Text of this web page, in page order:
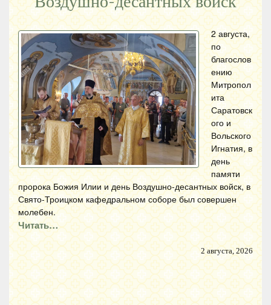
2 августа,
по
благослов
ению
Митропол
ита
Саратовск
ого и
Вольского
Игнатия, в
день
памяти
пророка Божия Илии и день Воздушно-десантных войск, в
Свято-Троицком кафедральном соборе был совершен
молебен.
Читать…
2 августа, 2026